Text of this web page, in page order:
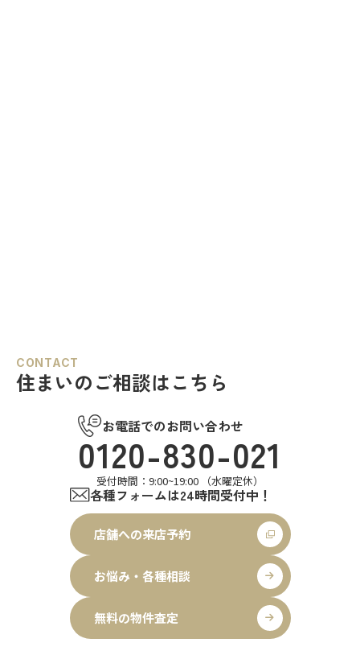
CONTACT
住まいのご相談はこちら
お電話でのお問い合わせ
0120-830-021
受付時間：9:00~19:00 （水曜定休）
各種フォームは24時間受付中！
店舗への来店予約
お悩み・各種相談
無料の物件査定